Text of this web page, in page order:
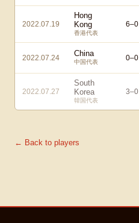
2022.07.19
Hong
Kong
香港代表
6–0
2022.07.24 China
中国代表 0–0
2022.07.27
South
Korea
韓国代表
3–0
← Back to players